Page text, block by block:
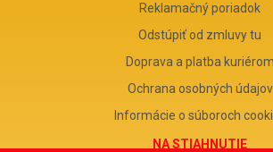
Reklamačný poriadok
Odstúpiť od zmluvy tu
Doprava a platba kuriérom
Ochrana osobných údajov
Informácie o súboroch
NA STIAHNUTIE